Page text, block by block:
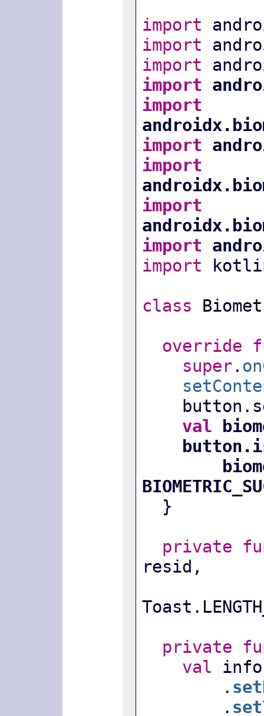
import
import
import
import
import
import
import
import
import
import
class
override
super .
val
  }
private
resid,
private
val
        .
        .